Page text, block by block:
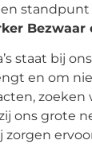
Bezwaar
staat bij
en om
ons grote